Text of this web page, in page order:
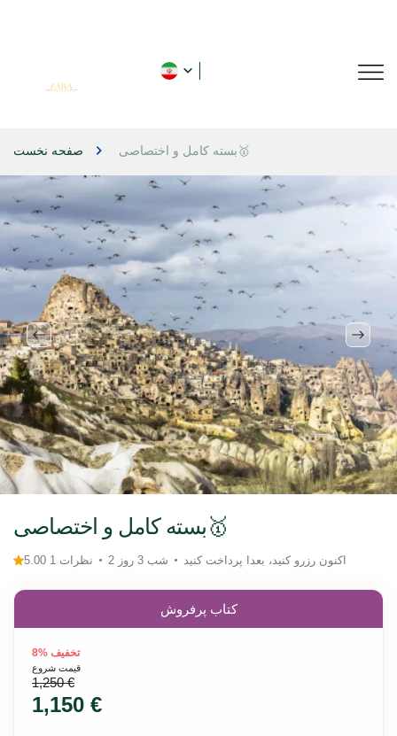
صفحه نخست بسته کامل و اختصاصی🥇
بسته کامل و اختصاصی🥇
5.00 1 نظرات 2 شب 3 روز اکنون رزرو کنید، بعدا پرداخت کنید
کتاب پرفروش
تخفیف %8
قیمت شروع
1,250 €
1,150 €